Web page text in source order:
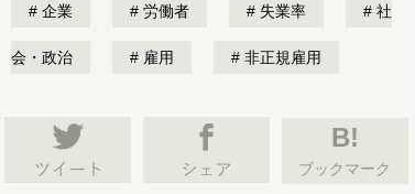
企業 労働者 失業率 社
会・政治 雇用 非正規雇用
B!
ブックマーク